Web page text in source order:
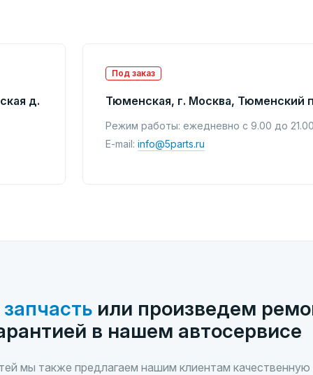
д.
Под заказ
Тюменская, г. Москва, Тюменский
Режим работы: ежедневно с 9.00 до 21.00
E-mail: info@5parts.ru
или произведем
в нашем автосервисе
мы также предлагаем нашим клиентам качественную